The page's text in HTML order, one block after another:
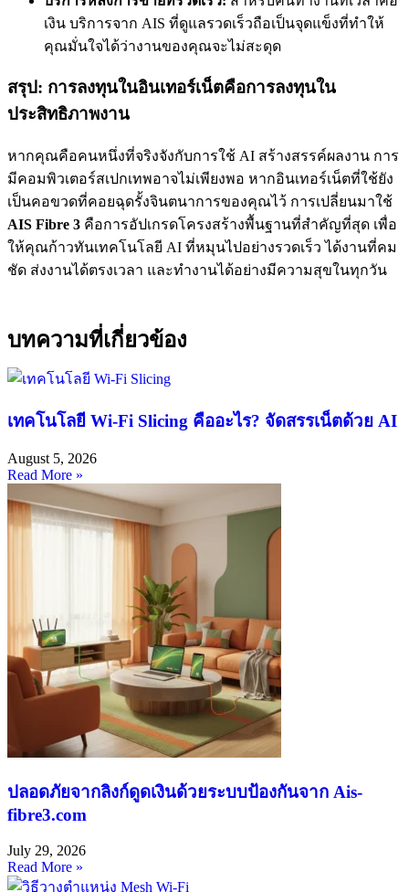
เงิน บริการจาก AIS ที่ดูแลรวดเร็วถือเป็นจุดแข็งที่ทำให้
คุณมั่นใจได้ว่างานของคุณจะไม่สะดุด
สรุป: การลงทุนในอินเทอร์เน็ตคือการลงทุนใน
ประสิทธิภาพงาน
หากคุณคือคนหนึ่งที่จริงจังกับการใช้ AI สร้างสรรค์ผลงาน การ
มีคอมพิวเตอร์สเปกเทพอาจไม่เพียงพอ หากอินเทอร์เน็ตที่ใช้ยัง
เป็นคอขวดที่คอยฉุดรั้งจินตนาการของคุณไว้ การเปลี่ยนมาใช้
AIS Fibre 3 คือการอัปเกรดโครงสร้างพื้นฐานที่สำคัญที่สุด เพื่อ
ให้คุณก้าวทันเทคโนโลยี AI ที่หมุนไปอย่างรวดเร็ว ได้งานที่คม
ชัด ส่งงานได้ตรงเวลา และทำงานได้อย่างมีความสุขในทุกวัน
บทความที่เกี่ยวข้อง
เทคโนโลยี Wi-Fi Slicing คืออะไร? จัดสรรเน็ตด้วย AI
August 5, 2026
Read More »
ปลอดภัยจากลิงก์ดูดเงินด้วยระบบป้องกันจาก Ais-
fibre3.com
July 29, 2026
Read More »